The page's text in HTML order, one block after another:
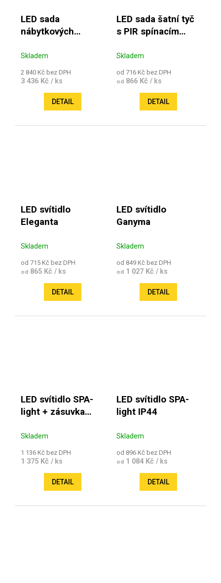
LED sada
nábytkových
Skladem
2 840 Kč bez DPH
3 436 Kč / ks
DETAIL
LED sada šatní tyč
s PIR spínacím
Skladem
od 716 Kč bez DPH
od866 Kč / ks
DETAIL
LED svítidlo
Eleganta
Skladem
od 715 Kč bez DPH
od865 Kč / ks
DETAIL
LED svítidlo
Ganyma
Skladem
od 849 Kč bez DPH
od1 027 Kč / ks
DETAIL
LED svítidlo SPA-
light + zásuvka
Skladem
1 136 Kč bez DPH
1 375 Kč / ks
DETAIL
LED svítidlo SPA-
light IP44
Skladem
od 896 Kč bez DPH
od1 084 Kč / ks
DETAIL